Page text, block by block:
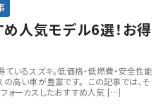
人気モデル6選！お得
いるスズキ。低価格・低燃費・安全性能
の高い車が豊富です。 この記事では、そ
ォーカスしたおすすめ人気 […]